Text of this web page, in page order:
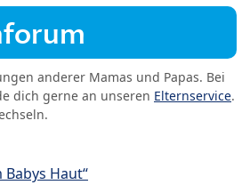
anderer Mamas und Papas. Bei
dich gerne an unseren Elternservice.
Haut“